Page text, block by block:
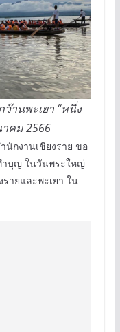
านพะเยา “หนึ่ง
คม 2566
นักงานเชียงราย ขอ
ำบุญ ในวันพระใหญ่
ายและพะเยา ใน